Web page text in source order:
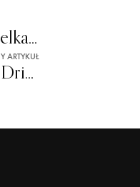
Wiosenne i Wielkanocne warsztaty dla grup zorganizowanych w Resursie
ARTYKUŁ
Resursa Music Drive: Huta Plastiku + MIR